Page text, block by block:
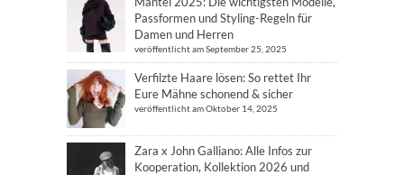
Passformen und Styling-Regeln für
Damen und Herren
veröffentlicht am September 25, 2025
Verfilzte Haare lösen: So rettet Ihr
Eure Mähne schonend & sicher
veröffentlicht am Oktober 14, 2025
Zara x John Galliano: Alle Infos zur
Kooperation, Kollektion 2026 und